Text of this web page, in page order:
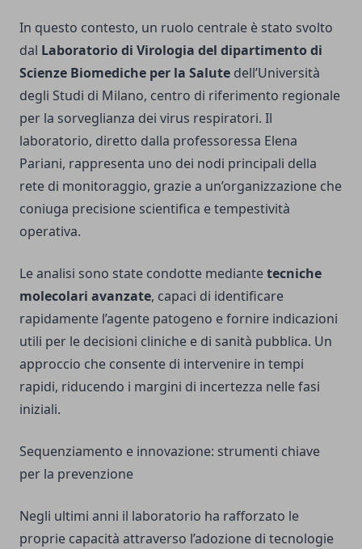
In questo contesto, un ruolo centrale è stato svolto
dal Laboratorio di Virologia del dipartimento di
Scienze Biomediche per la Salute dell’Università
degli Studi di Milano, centro di riferimento regionale
per la sorveglianza dei virus respiratori. Il
laboratorio, diretto dalla professoressa Elena
Pariani, rappresenta uno dei nodi principali della
rete di monitoraggio, grazie a un’organizzazione che
coniuga precisione scientifica e tempestività
operativa.
Le analisi sono state condotte mediantetecniche
molecolari avanzate, capaci di identificare
rapidamente l’agente patogeno e fornire indicazioni
utili per le decisioni cliniche e di sanità pubblica. Un
approccio che consente di intervenire in tempi
rapidi, riducendo i margini di incertezza nelle fasi
iniziali.
Sequenziamento e innovazione: strumenti chiave
per la prevenzione
Negli ultimi anni il laboratorio ha rafforzato le
proprie capacità attraverso l’adozione di tecnologie